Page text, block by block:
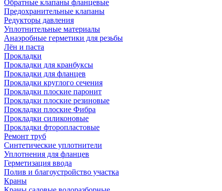
Обратные клапаны фланцевые
Предохранительные клапаны
Редукторы давления
Уплотнительные материалы
Анаэробные герметики для резьбы
Лён и паста
Прокладки
Прокладки для кранбуксы
Прокладки для фланцев
Прокладки круглого сечения
Прокладки плоские паронит
Прокладки плоские резиновые
Прокладки плоские Фибра
Прокладки силиконовые
Прокладки фторопластовые
Ремонт труб
Синтетические уплотнители
Уплотнения для фланцев
Герметизация ввода
Полив и благоустройство участка
Краны